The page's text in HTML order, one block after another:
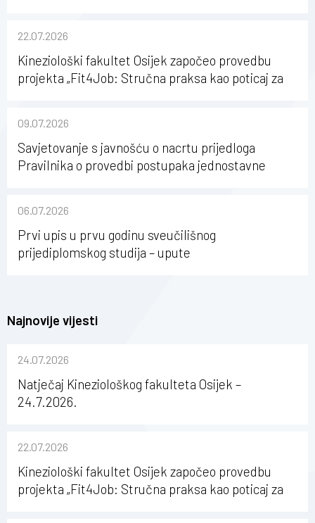
22.07.2026
Kineziološki fakultet Osijek započeo provedbu
projekta „Fit4Job: Stručna praksa kao poticaj za
09.07.2026
Savjetovanje s javnošću o nacrtu prijedloga
Pravilnika o provedbi postupaka jednostavne
Osijeku
06.07.2026
Prvi upis u prvu godinu sveučilišnog
prijediplomskog studija – upute
Najnovije vijesti
24.07.2026
Natječaj Kineziološkog fakulteta Osijek –
24.7.2026.
22.07.2026
Kineziološki fakultet Osijek započeo provedbu
projekta „Fit4Job: Stručna praksa kao poticaj za